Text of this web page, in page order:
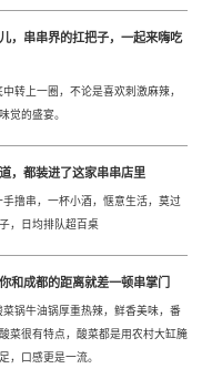
，串串界的扛把子，一起来嗨吃
转上一圈，不论是喜欢刺激麻辣，
觉的盛宴。
，都装进了这家串串店里
撸串，一杯小酒，惬意生活，莫过
，日均排队超百桌
和成都的距离就差一顿串掌门
锅牛油锅厚重热辣，鲜香美味，番
菜很有特点，酸菜都是用农村大缸腌
，口感更是一流。